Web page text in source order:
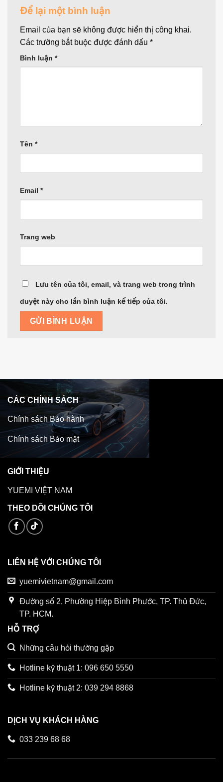
Để lại một bình luận
Email của bạn sẽ không được hiển thị công khai.
Các trường bắt buộc được đánh dấu *
Bình luận *
Tên *
Email *
Trang web
Lưu tên của tôi, email, và trang web trong trình
duyệt này cho lần bình luận kế tiếp của tôi.
CÁC CHÍNH SÁCH
Chính sách Bảo hành
Chính sách Bảo mật
GIỚI THIỆU
YUEMI VIỆT NAM
THEO DÕI CHÚNG TÔI
LIÊN HỆ VỚI CHÚNG TÔI
yuemivietnam@gmail.com
Đường số 2, Phường Hiệp Bình Phước, TP. Thủ Đức,
TP. HCM.
HỖ TRỢ
Những câu hỏi thường gặp
Hotline kỹ thuật 1: 096 650 5550
Hotline kỹ thuật 2: 039 294 8868
DỊCH VỤ KHÁCH HÀNG
033 239 68 68